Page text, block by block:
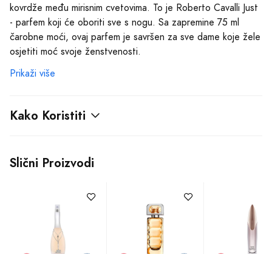
kovrdže među mirisnim cvetovima. To je Roberto Cavalli Just
- parfem koji će oboriti sve s nogu. Sa zapremine 75 ml
čarobne moći, ovaj parfem je savršen za sve dame koje žele
osjetiti moć svoje ženstvenosti.
Njegova srž je prožeta nežnim neroli cvetom i egzotičnom
svijeta. Ružino drvo ili, kako među nama istinski ljubiteljima
parfema zovemo, palisander, dodaje dublje i sofisticiranije
Roberto Cavalli Just je parfem koji ti omogućava da se
životnoj priči, bilo da si na poslovnim sastancima ili na
romantičnoj večeri. Ovo je parfem koji osvaja srca, oslobađa
najskrivenije strasti i ostavlja iza sebe nezaboravan miris.
Prikaži više
Kako Koristiti
Slični Proizvodi